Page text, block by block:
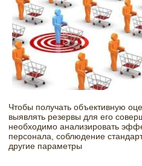
Чтобы получать объективную
выявлять резервы для его
необходимо анализировать
персонала, соблюдение
другие параметры